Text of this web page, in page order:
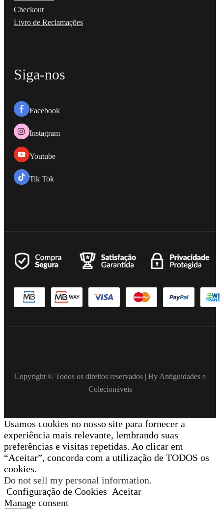
Checkout
Livro de Reclamações
Siga-nos
Facebook
Instagram
Youtube
Tik Tok
Copyright © Todos os direitos reservados | By Antiguidades e
Colecionáveis
Usamos cookies no nosso site para fornecer a
experiência mais relevante, lembrando suas
preferências e visitas repetidas. Ao clicar em
“Aceitar”, concorda com a utilização de TODOS os
cookies.
Do not sell my personal information.
Configuração de Cookies Aceitar
Manage consent